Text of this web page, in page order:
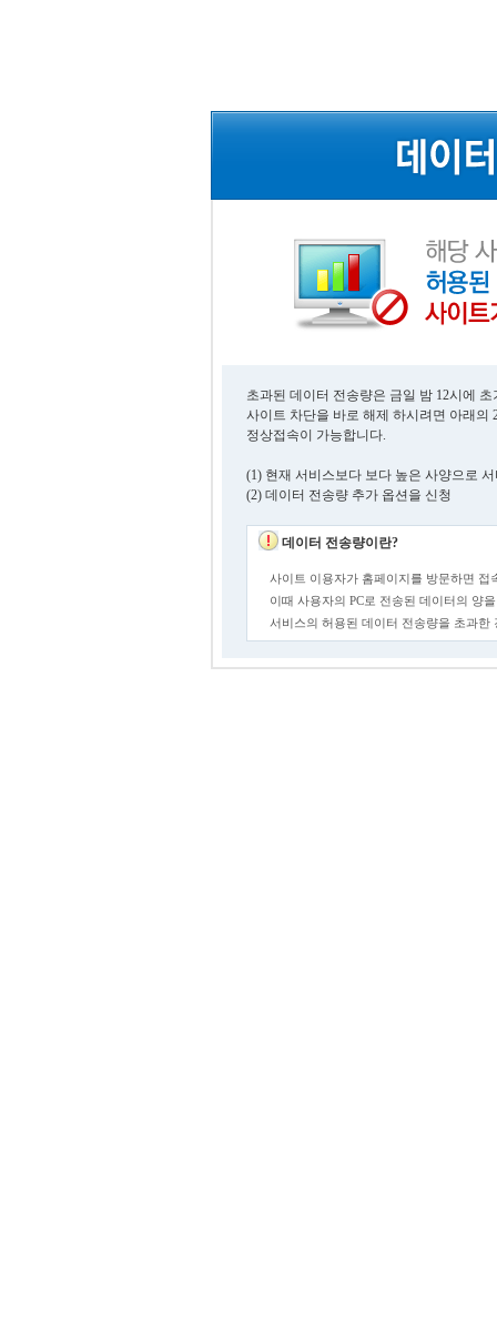
초과된 데이터 전송량은 금일 밤 12시에
사이트 차단을 바로 해제 하시려면 아래의
정상접속이 가능합니다.
(1) 현재 서비스보다 보다 높은 사양으로
(2) 데이터 전송량 추가 옵션을 신청
데이터 전송량이란?
사이트 이용자가 홈페이지를 방문하면 접
이때 사용자의 PC로 전송된 데이터의 양
서비스의 허용된 데이터 전송량을 초과